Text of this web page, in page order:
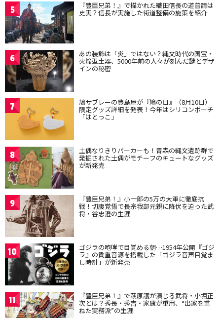
5 『豊臣兄弟！』で描かれた織田信長の道普請は
史実？信長が実施した街道整備の施策を紹介
6 あの装飾は「炎」ではない？縄文時代の国宝・
火焔型土器、5000年前の人々が刻んだ謎とデザ
インの秘密
7 鳩サブレーの豊島屋が『鳩の日』（8月10日）
限定グッズ詳細を発表！今年はシリコンポーチ
「はとっこ」
8 土偶なりきりパーカーも！青森の縄文遺跡群で
発掘された土偶がモチーフのキュートなグッズ
が新発売
9 『豊臣兄弟！』小一郎の5万の大軍に徹底抗
戦！切腹覚悟で長宗我部元親に降伏を迫った武
将・谷忠澄の生涯
10 ゴジラの咆哮で目覚める朝…1954年公開『ゴジ
ラ』の貴重音源を搭載した「ゴジラ音声目覚ま
し時計」が新発売
11 『豊臣兄弟！』で萩原護が演じる武将・小堀正
次とは？秀長・秀吉・家康が重用、“出家を重
ねた実務派”の生涯